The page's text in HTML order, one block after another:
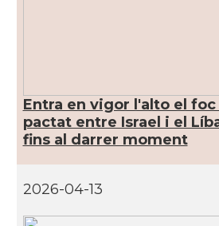
Entra en vigor l'alto el foc
pactat entre Israel i el
fins al darrer moment
2026-04-13